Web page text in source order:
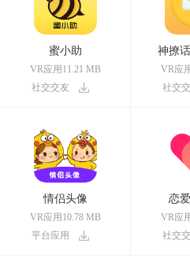
蜜小助
VR应用11.21 MB
社交交友
神撩
VR应
社交
情侣头像
VR应用10.78 MB
平台应用
恋
VR应
社交